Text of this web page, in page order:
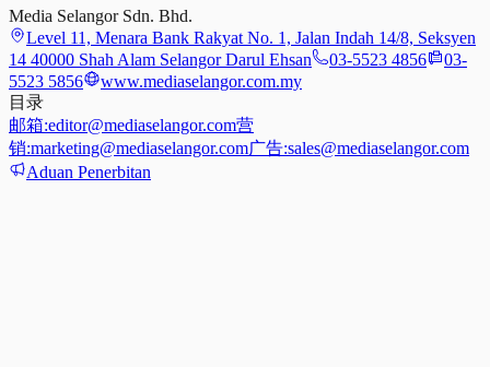
Media Selangor Sdn. Bhd.
Level 11, Menara Bank Rakyat No. 1, Jalan Indah 14/8, Seksyen
14 40000 Shah Alam Selangor Darul Ehsan
03-5523 4856
03-
5523 5856
www.mediaselangor.com.my
目录
邮箱:editor@mediaselangor.com营
销:marketing@mediaselangor.com广告:sales@mediaselangor.com
Aduan Penerbitan